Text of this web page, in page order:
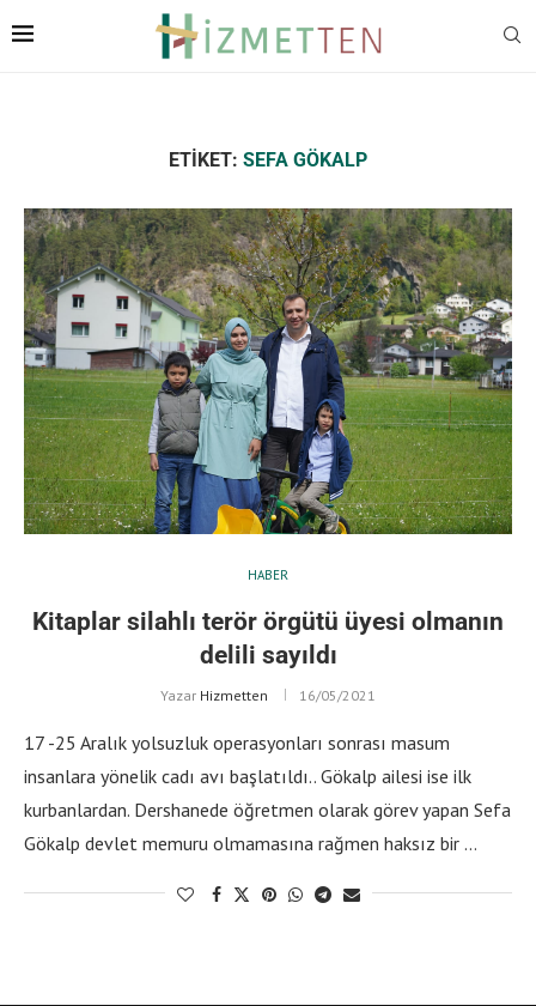
ETIKET: SEFA GÖKALP
HABER
Kitaplar silahlı terör örgütü üyesi olmanın
delili sayıldı
Yazar Hizmetten 16/05/2021
17 -25 Aralık yolsuzluk operasyonları sonrası masum
insanlara yönelik cadı avı başlatıldı.. Gökalp ailesi ise ilk
kurbanlardan. Dershanede öğretmen olarak görev yapan Sefa
Gökalp devlet memuru olmamasına rağmen haksız bir …